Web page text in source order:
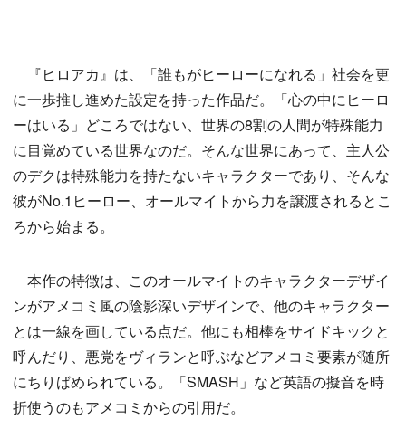
『ヒロアカ』は、「誰もがヒーローになれる」社会を更
に一歩推し進めた設定を持った作品だ。「心の中にヒーロ
ーはいる」どころではない、世界の8割の人間が特殊能力
に目覚めている世界なのだ。そんな世界にあって、主人公
のデクは特殊能力を持たないキャラクターであり、そんな
彼がNo.1ヒーロー、オールマイトから力を譲渡されるとこ
ろから始まる。
本作の特徴は、このオールマイトのキャラクターデザイ
ンがアメコミ風の陰影深いデザインで、他のキャラクター
とは一線を画している点だ。他にも相棒をサイドキックと
呼んだり、悪党をヴィランと呼ぶなどアメコミ要素が随所
にちりばめられている。「SMASH」など英語の擬音を時
折使うのもアメコミからの引用だ。